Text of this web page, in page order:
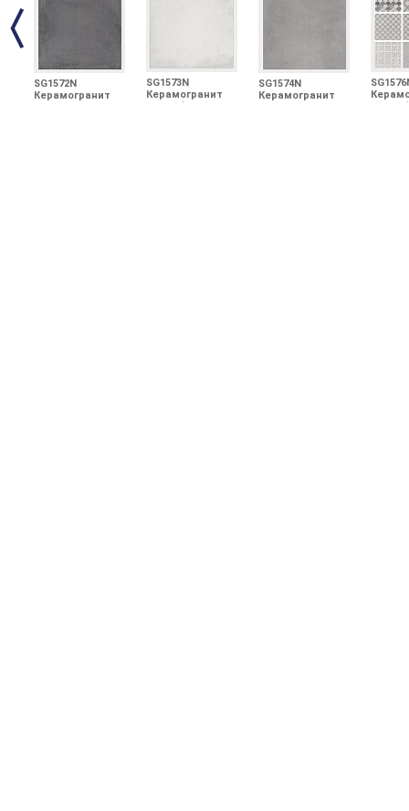
SG1572N
Керамогранит
SG1573N
Керамогранит
Карнаби-стрит
SG1574N
Керамогранит